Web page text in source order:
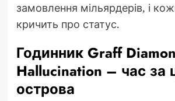
замовлення мільярдерів, і
кричить про статус.
Годинник Graff
Hallucination – час за
острова